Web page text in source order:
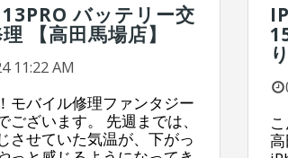
バッテリー交
【高田馬場店】
11:22 AM
モバイル修理ファンタジー
ございます。 先週までは、
させていた気温が、下がっ